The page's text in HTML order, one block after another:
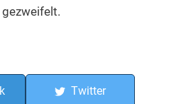
Twitter